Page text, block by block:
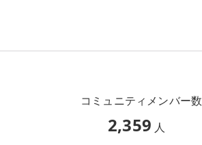
コミュニティメンバー数
2,359 人